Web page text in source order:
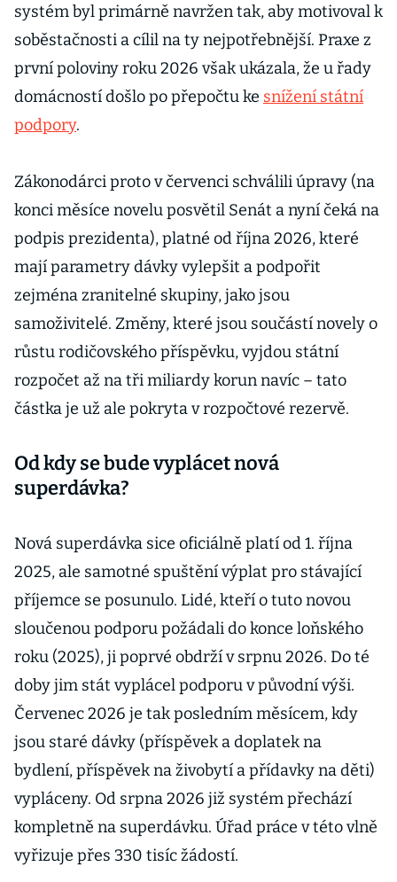
systém byl primárně navržen tak, aby motivoval k
soběstačnosti a cílil na ty nejpotřebnější. Praxe z
první poloviny roku 2026 však ukázala, že u řady
domácností došlo po přepočtu ke snížení státní
podpory.
Zákonodárci proto v červenci schválili úpravy (na
konci měsíce novelu posvětil Senát a nyní čeká na
podpis prezidenta), platné od října 2026, které
mají parametry dávky vylepšit a podpořit
zejména zranitelné skupiny, jako jsou
samoživitelé. Změny, které jsou součástí novely o
růstu rodičovského příspěvku, vyjdou státní
rozpočet až na tři miliardy korun navíc – tato
částka je už ale pokryta v rozpočtové rezervě.
Od kdy se bude vyplácet nová
superdávka?
Nová superdávka sice oficiálně platí od 1. října
2025, ale samotné spuštění výplat pro stávající
příjemce se posunulo. Lidé, kteří o tuto novou
sloučenou podporu požádali do konce loňského
roku (2025), ji poprvé obdrží v srpnu 2026. Do té
doby jim stát vyplácel podporu v původní výši.
Červenec 2026 je tak posledním měsícem, kdy
jsou staré dávky (příspěvek a doplatek na
bydlení, příspěvek na živobytí a přídavky na děti)
vypláceny. Od srpna 2026 již systém přechází
kompletně na superdávku. Úřad práce v této vlně
vyřizuje přes 330 tisíc žádostí.